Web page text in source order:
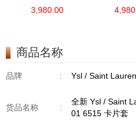
短身折叠款银包
3,980.00
短身拉链
商品名称
品牌 : Ysl / Saint
货品名称 :
全新 Ysl / Saint
01 6515 卡片套